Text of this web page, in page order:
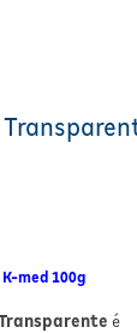
med 100g
é